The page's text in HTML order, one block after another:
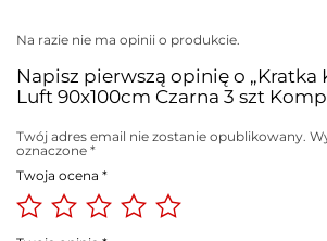
Na razie nie ma opinii o produkcie.
Napisz pierwszą opinię o „Kratka
Luft 90x100cm Czarna 3 szt
Twój adres email nie zostanie opublikowany.
oznaczone *
Twoja ocena *